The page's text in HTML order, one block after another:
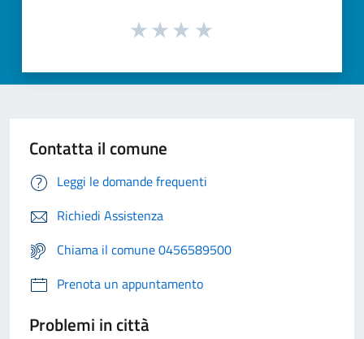
Contatta il comune
Leggi le domande frequenti
Richiedi Assistenza
Chiama il comune 0456589500
Prenota un appuntamento
Problemi in città